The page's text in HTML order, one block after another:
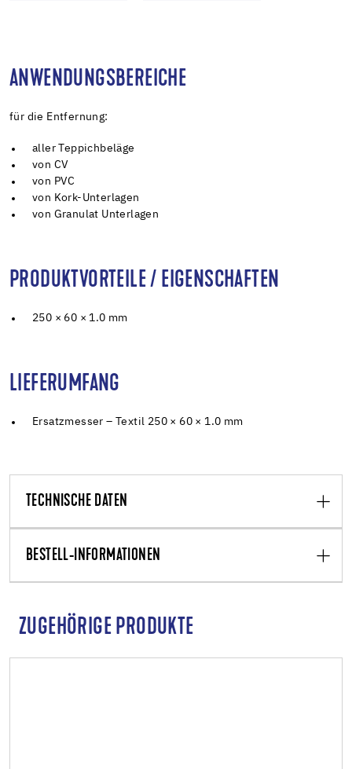
ANWENDUNGSBEREICHE
für die Entfernung:
aller Teppichbeläge
von CV
von PVC
von Kork-Unterlagen
von Granulat Unterlagen
PRODUKTVORTEILE / EIGENSCHAFTEN
250 × 60 × 1.0 mm
LIEFERUMFANG
Ersatzmesser – Textil 250 × 60 × 1.0 mm
TECHNISCHE DATEN
BESTELL-INFORMATIONEN
ZUGEHÖRIGE PRODUKTE